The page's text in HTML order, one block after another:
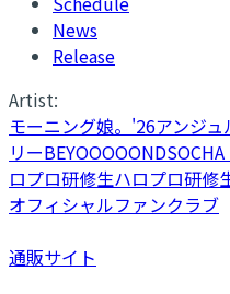
News
Release
Artist:
モーニング娘。'26アンジュ
リーBEYOOOOONDS
ロプロ研修生ハロプロ研修
オフィシャルファンクラブ
通販サイト